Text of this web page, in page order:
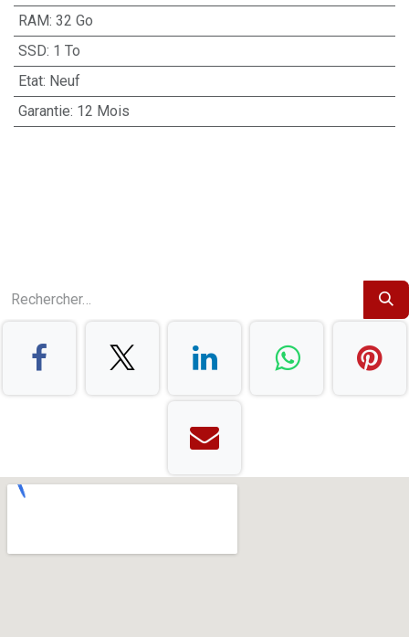
RAM: 32 Go
SSD: 1 To
Etat: Neuf
Garantie: 12 Mois